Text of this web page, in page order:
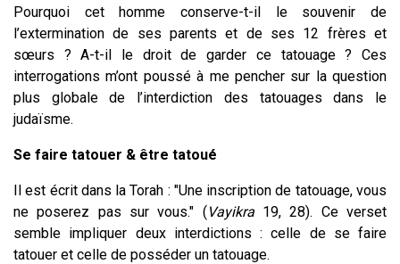
Pourquoi cet homme conserve-t-il le souvenir de
l’extermination de ses parents et de ses 12 frères et
sœurs ? A-t-il le droit de garder ce tatouage ? Ces
interrogations m’ont poussé à me pencher sur la question
plus globale de l’interdiction des tatouages dans le
judaïsme.
Se faire tatouer & être tatoué
Il est écrit dans la Torah : "Une inscription de tatouage, vous
ne poserez pas sur vous." (Vayikra19, 28). Ce verset
semble impliquer deux interdictions : celle de se faire
tatouer et celle de posséder un tatouage.